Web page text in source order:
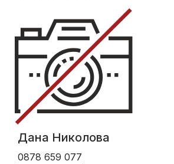
Дана Николова
0878 659 077